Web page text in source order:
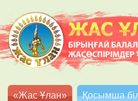
«Жас Ұлан» Қосымша